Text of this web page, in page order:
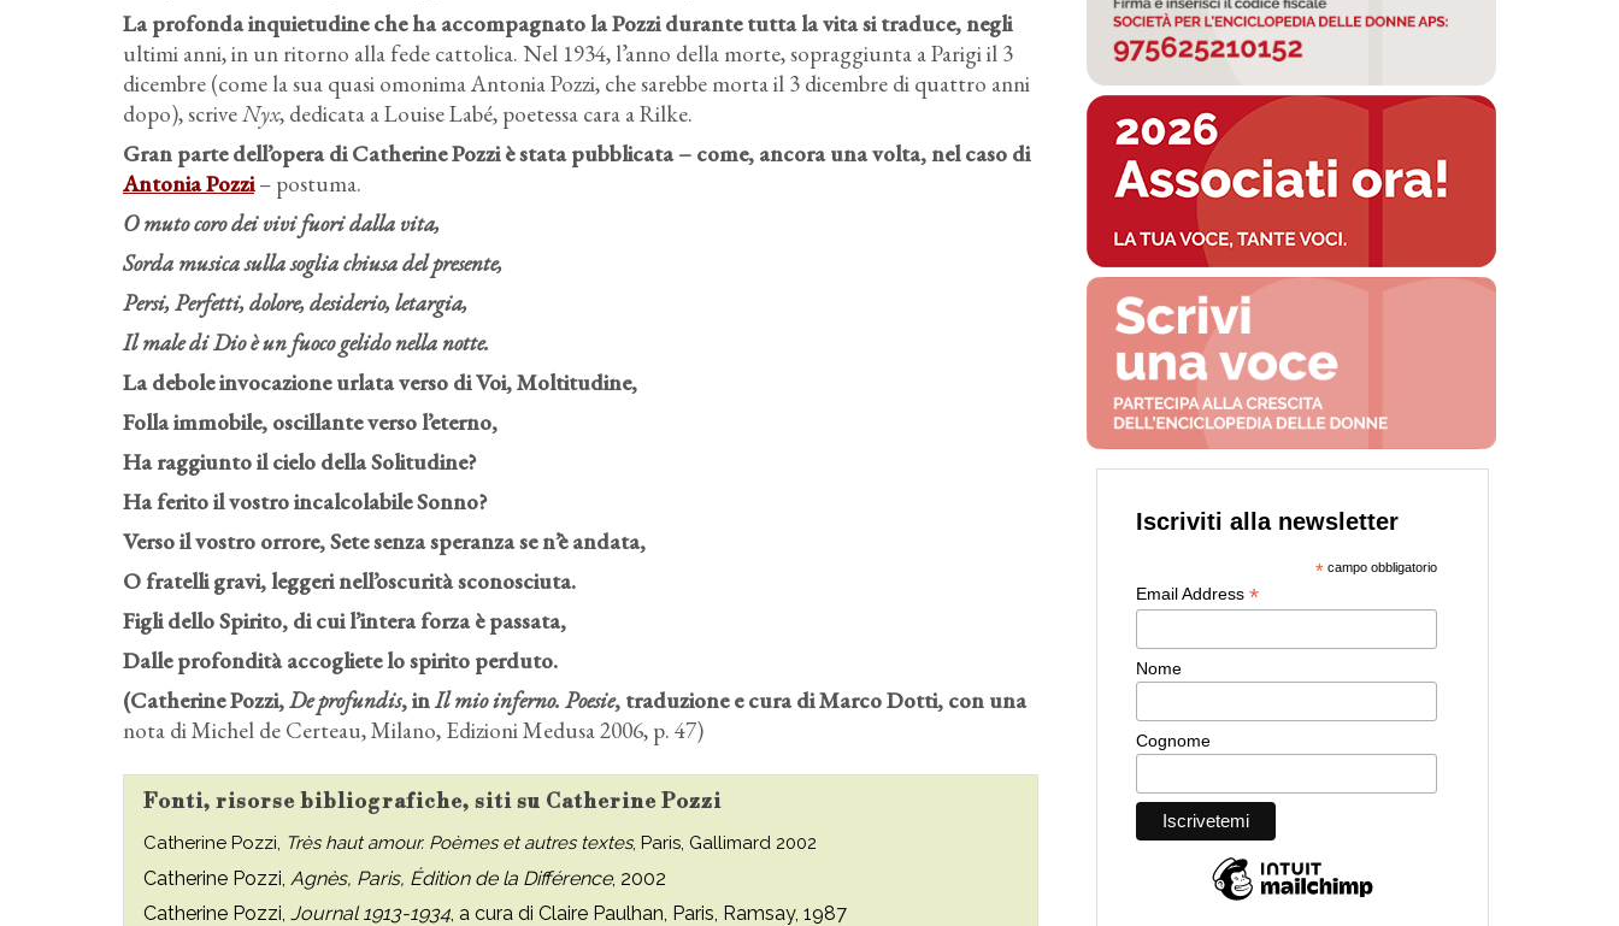
La profonda inquietudine che ha accompagnato la Pozzi durante tutta la vita si traduce, negli
ultimi anni, in un ritorno alla fede cattolica. Nel 1934, l’anno della morte, sopraggiunta a Parigi il 3
dicembre (come la sua quasi omonima Antonia Pozzi, che sarebbe morta il 3 dicembre di quattro anni
dopo), scriveNyx, dedicata a Louise Labé, poetessa cara a Rilke.
Gran parte dell’opera di Catherine Pozzi è stata pubblicata – come, ancora una volta, nel caso di
Antonia Pozzi– postuma.
O muto coro dei vivi fuori dalla vita,
Sorda musica sulla soglia chiusa del presente,
Persi, Perfetti, dolore, desiderio, letargia,
Il male di Dio è un fuoco gelido nella notte.
La debole invocazione urlata verso di Voi, Moltitudine,
Folla immobile, oscillante verso l’eterno,
Ha raggiunto il cielo della Solitudine?
Ha ferito il vostro incalcolabile Sonno?
Verso il vostro orrore, Sete senza speranza se n’è andata,
O fratelli gravi, leggeri nell’oscurità sconosciuta.
Figli dello Spirito, di cui l’intera forza è passata,
Dalle profondità accogliete lo spirito perduto.
(Catherine Pozzi,De profundis, inIl mio inferno. Poesie, traduzione e cura di Marco Dotti, con una
nota di Michel de Certeau, Milano, Edizioni Medusa 2006, p. 47)
Fonti, risorse bibliografiche, siti su Catherine Pozzi
Catherine Pozzi, Très haut amour. Poèmes et autres textes, Paris, Gallimard 2002
Catherine Pozzi, Agnès, Paris, Édition de la Différence, 2002
Catherine Pozzi, Journal 1913-1934, a cura di Claire Paulhan, Paris, Ramsay, 1987